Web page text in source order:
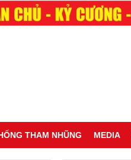
THAM NHŨNG MEDIA